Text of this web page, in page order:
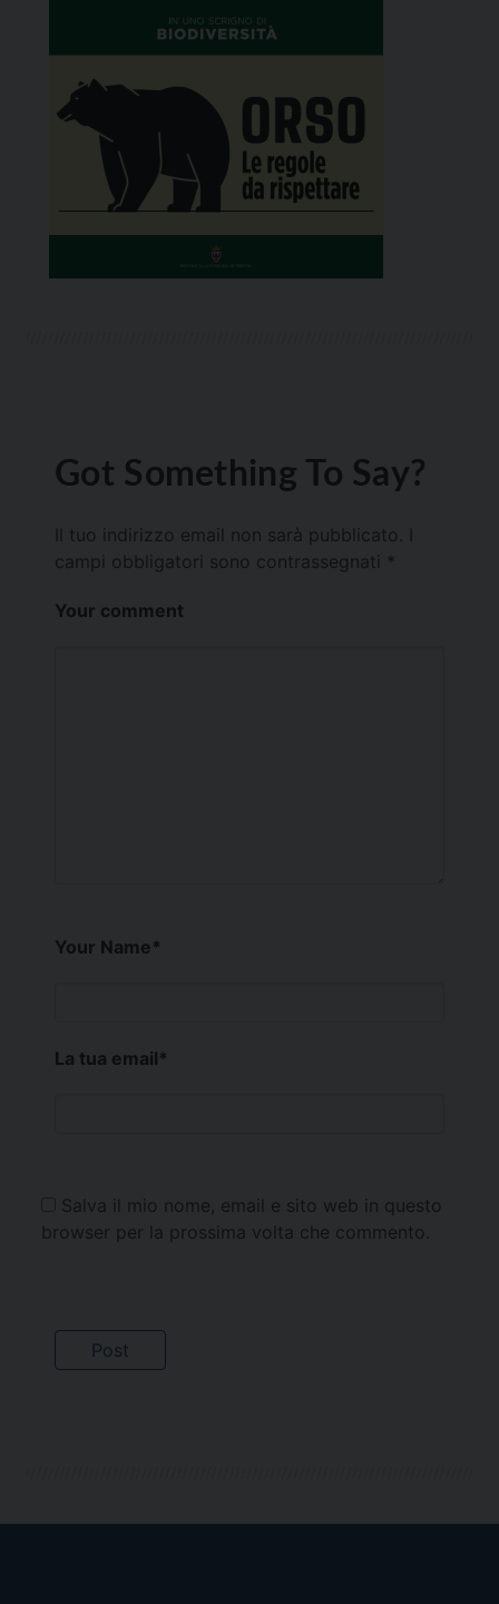
Got Something To Say?
Il tuo indirizzo email non sarà pubblicato.
campi obbligatori sono contrassegnati *
Your comment
Your Name*
La tua email*
Salva il mio nome, email e sito web in questo
browser per la prossima volta che commento.